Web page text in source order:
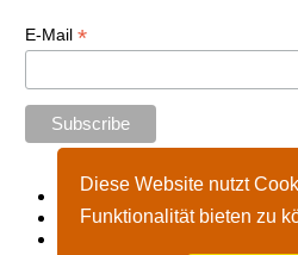
Diese Website nutzt
Funktionalität bieten zu
E-Mail *
Start
Impressum